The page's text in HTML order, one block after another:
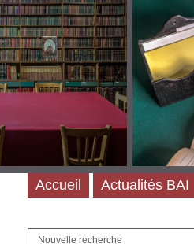
Nouvelle recherche
Accueil Actualités BAI